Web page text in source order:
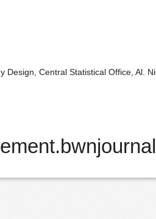
Design, Central Statistical Office, Al.